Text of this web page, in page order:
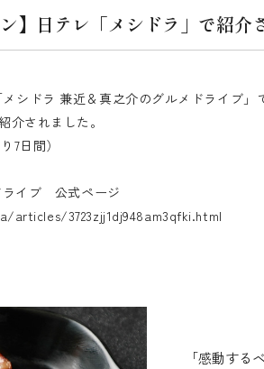
】日テレ「メシドラ」で紹介
メシドラ 兼近＆真之介のグルメドライブ
介されました。
7日間）
ライブ 公式ページ
3723zjj1dj948am3qfki.html
「感動す